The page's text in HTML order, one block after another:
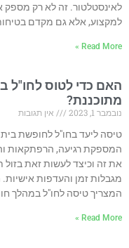
לאינסטלטור. זה לא רק מספק
למקצוע, אלא גם מקדם
Read More »
האם כדי לטוס לחו"ל
מתוכננת?
נובמבר 1, 2023
אין תגובות
טיסה ליעד בחו"ל לחופשת בית
המספקת רגיעה, הרפתקאות
את זה וכיצד לעשות זאת בזול
מגבלות זמן והעדפות
המצריך טיסה לחו"ל במהלך
Read More »